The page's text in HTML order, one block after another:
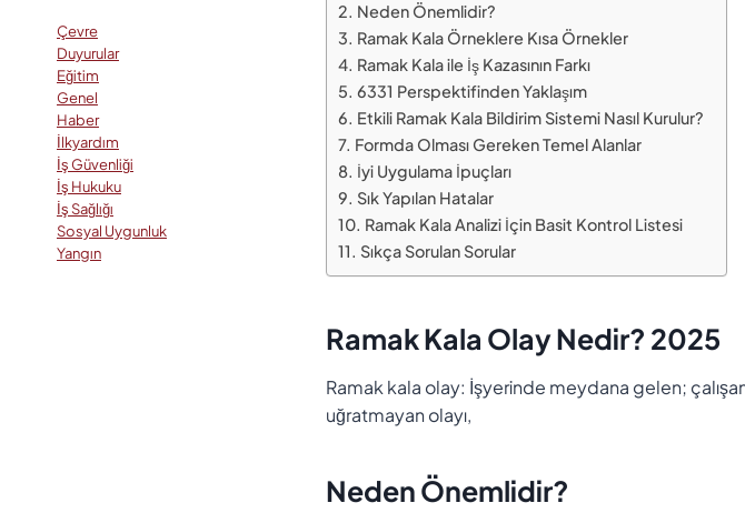
Neden Önemlidir?
Ramak Kala Örneklere Kısa Örnekler
Ramak Kala ile İş Kazasının Farkı
6331 Perspektifinden Yaklaşım
Etkili Ramak Kala Bildirim Sistemi Nasıl Kurulur?
Formda Olması Gereken Temel Alanlar
İyi Uygulama İpuçları
Sık Yapılan Hatalar
Ramak Kala Analizi İçin Basit Kontrol Listesi
Sıkça Sorulan Sorular
Ramak Kala Olay Nedir? 2025
Ramak kala olay: İşyerinde meydana gelen;
uğratmayan olayı,
Neden Önemlidir?
Çevre
Duyurular
Eğitim
Genel
Haber
İlkyardım
İş Güvenliği
İş Hukuku
İş Sağlığı
Sosyal Uygunluk
Yangın